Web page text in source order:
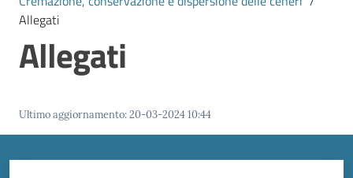
MONET
Amministrazione
Novità
Servizi
Allegati
Allegati
Ultimo aggiornamento:20-03-2024 10:44